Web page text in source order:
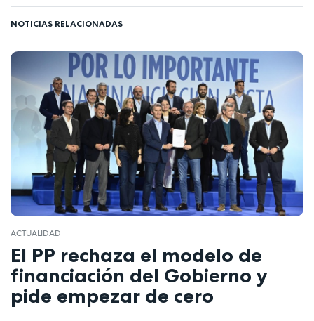
NOTICIAS RELACIONADAS
ACTUALIDAD
El PP rechaza el modelo de
financiación del Gobierno y
pide empezar de cero